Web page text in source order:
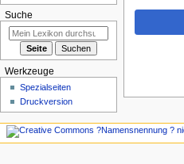
Suche
Werkzeuge
Spezialseiten
Druckversion